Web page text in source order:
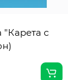
"Карета с